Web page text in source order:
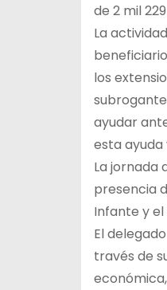
de 2 mil
La
los
ayudar
esta ayuda
La jornada
presencia
Infante y el
El
través de